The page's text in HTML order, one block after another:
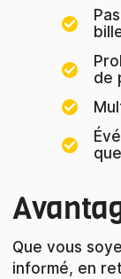
de
Que vous
informé, en